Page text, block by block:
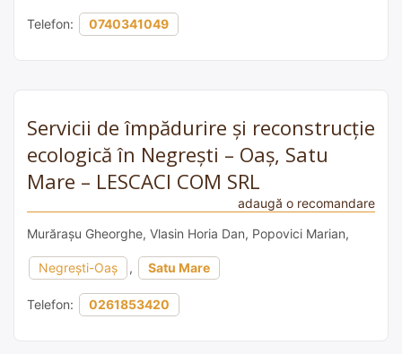
Telefon: 0740341049
Servicii de împădurire și reconstrucție
ecologică în Negrești – Oaș, Satu
Mare – LESCACI COM SRL
adaugă o recomandare
Murărașu Gheorghe, Vlasin Horia Dan, Popovici Marian,
Negrești-Oaș , Satu Mare
Telefon: 0261853420